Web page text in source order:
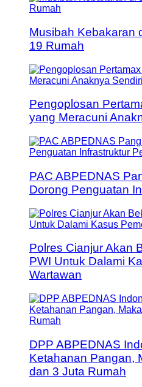
Musibah Kebakaran
19 Rumah
Pengoplosan
yang Meracuni
PAC ABPEDNAS
Dorong Penguatan
Polres Cianjur Akan
PWI Untuk Dalami
Wartawan
DPP ABPEDNAS
Ketahanan Pangan,
dan 3 Juta Rumah